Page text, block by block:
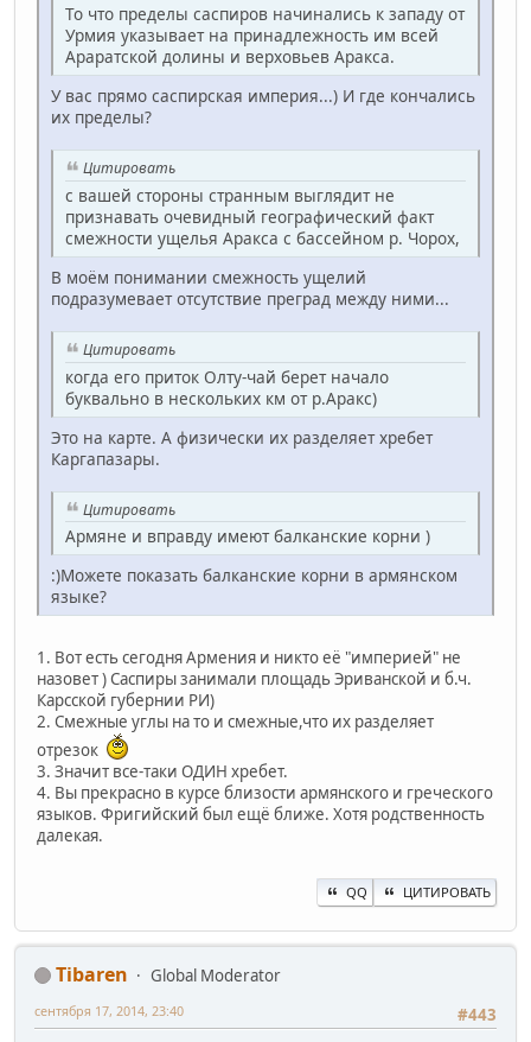
То что пределы саспиров начинались к западу от
Урмия указывает на принадлежность им всей
Араратской долины и верховьев Аракса.
У вас прямо саспирская империя...) И где кончались
их пределы?
Цитировать
с вашей стороны странным выглядит не
признавать очевидный географический факт
смежности ущелья Аракса с бассейном р. Чорох,
В моём понимании смежность ущелий
подразумевает отсутствие преград между ними...
Цитировать
когда его приток Олту-чай берет начало
буквально в нескольких км от р.Аракс)
Это на карте. А физически их разделяет хребет
Каргапазары.
Цитировать
Армяне и вправду имеют балканские корни )
:)Можете показать балканские корни в армянском
языке?
1. Вот есть сегодня Армения и никто её "империей" не
назовет ) Саспиры занимали площадь Эриванской и б.ч.
Карсской губернии РИ)
2. Смежные углы на то и смежные,что их разделяет
отрезок
3. Значит все-таки ОДИН хребет.
4. Вы прекрасно в курсе близости армянского и греческого
языков. Фригийский был ещё ближе. Хотя родственность
далекая.
QQ ЦИТИРОВАТЬ
Tibaren
Global Moderator
#443
сентября 17, 2014, 23:40